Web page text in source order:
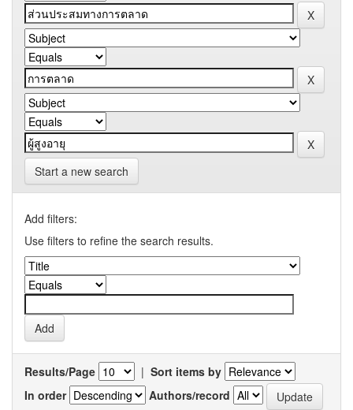
Start a new search
Add filters:
Use filters to refine the search results.
Results/Page | Sort items by
In order
Authors/record